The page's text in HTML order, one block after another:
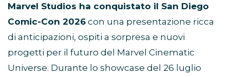
Marvel Studios ha conquistato il San Diego
Comic-Con 2026 con una presentazione ricca
di anticipazioni, ospiti a sorpresa e nuovi
progetti per il futuro del Marvel Cinematic
Universe. Durante lo showcase del 26 luglio